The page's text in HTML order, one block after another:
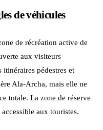
de véhicules
de récréation active de
aux visiteurs
pédestres et
Ala-Archa, mais elle ne
totale. La zone de réserve
accessible aux touristes.